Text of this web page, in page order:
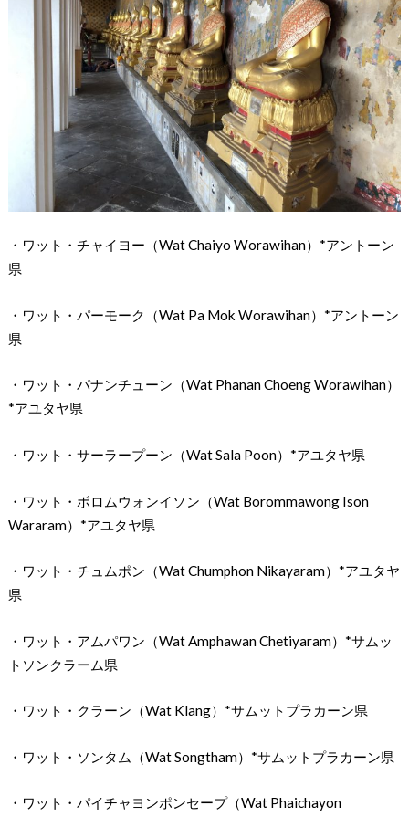
・ワット・チャイヨー（Wat Chaiyo Worawihan）*アントーン
県
・ワット・パーモーク（Wat Pa Mok Worawihan）*アントーン
県
・ワット・パナンチューン（Wat Phanan Choeng Worawihan）
*アユタヤ県
・ワット・サーラープーン（Wat Sala Poon）*アユタヤ県
・ワット・ボロムウォンイソン（Wat Borommawong Ison
Wararam）*アユタヤ県
・ワット・チュムポン（Wat Chumphon Nikayaram）*アユタヤ
県
・ワット・アムパワン（Wat Amphawan Chetiyaram）*サムッ
トソンクラーム県
・ワット・クラーン（Wat Klang）*サムットプラカーン県
・ワット・ソンタム（Wat Songtham）*サムットプラカーン県
・ワット・パイチャヨンポンセープ（Wat Phaichayon